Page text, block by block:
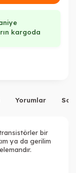
kargoda
Yorumlar
bir
ya da gerilim